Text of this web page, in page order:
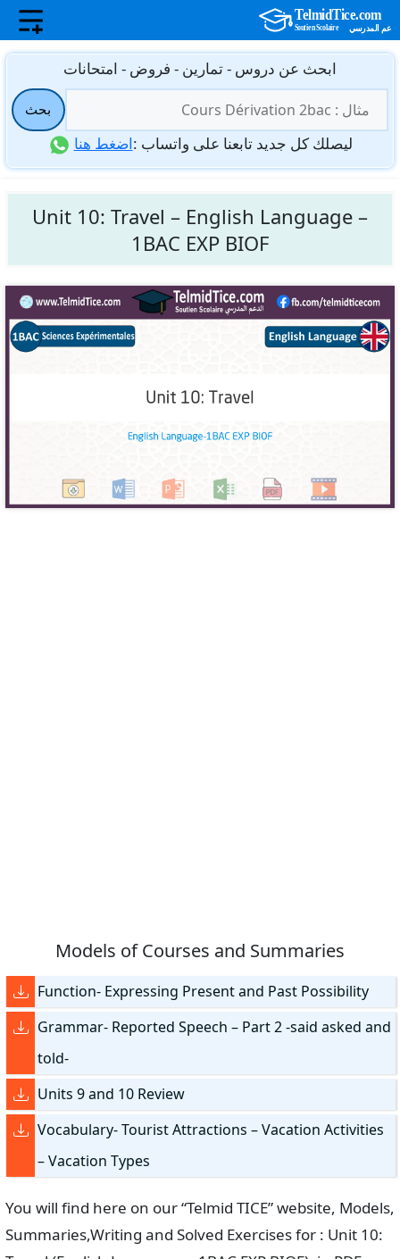
انتقل
المحتوى
ابحث عن دروس - تمارين - فروض - امتحانات
عن:
بحث
ليصلك كل جديد تابعنا على واتساب :اضغط هنا
Unit 10: Travel – English Language –
1BAC EXP BIOF
Models of Courses and Summaries
Function- Expressing Present and Past Possibility
Grammar- Reported Speech – Part 2 -said asked and
told-
Units 9 and 10 Review
Vocabulary- Tourist Attractions – Vacation Activities
– Vacation Types
You will find here on our “Telmid TICE” website, Models,
Summaries,Writing and Solved Exercises for : Unit 10: